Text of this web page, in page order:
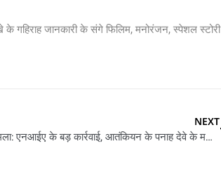
गहिराह जानकारी के संगे फिलिम, मनोरंजन, स्पेशल स्टोरी
NEXT
पहलगाम आतंकी हमला: एनआईए के बड़ कार्रवाई, आतंकियन के पनाह देवे के ममिला में दु लोग गिरफ्तार